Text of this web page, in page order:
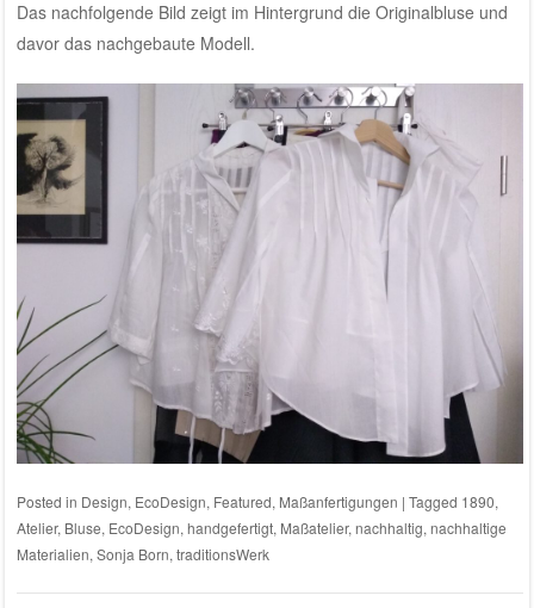
Das nachfolgende Bild zeigt im Hintergrund die Originalbluse und
davor das nachgebaute Modell.
Posted in Design, EcoDesign, Featured, Maßanfertigungen | Tagged 1890,
Atelier, Bluse, EcoDesign, handgefertigt, Maßatelier, nachhaltig, nachhaltige
Materialien, Sonja Born, traditionsWerk